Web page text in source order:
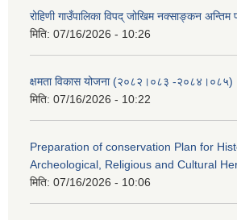
रोहिणी गाउँपालिका विपद् जोखिम नक्साङ्कन अन्तिम
मिति: 07/16/2026 - 10:26
क्षमता विकास योजना (२०८२।०८३‍ -२०८४।०८५)
मिति: 07/16/2026 - 10:22
Preparation of conservation Plan for
Archeological, Religious and Cultural
मिति: 07/16/2026 - 10:06